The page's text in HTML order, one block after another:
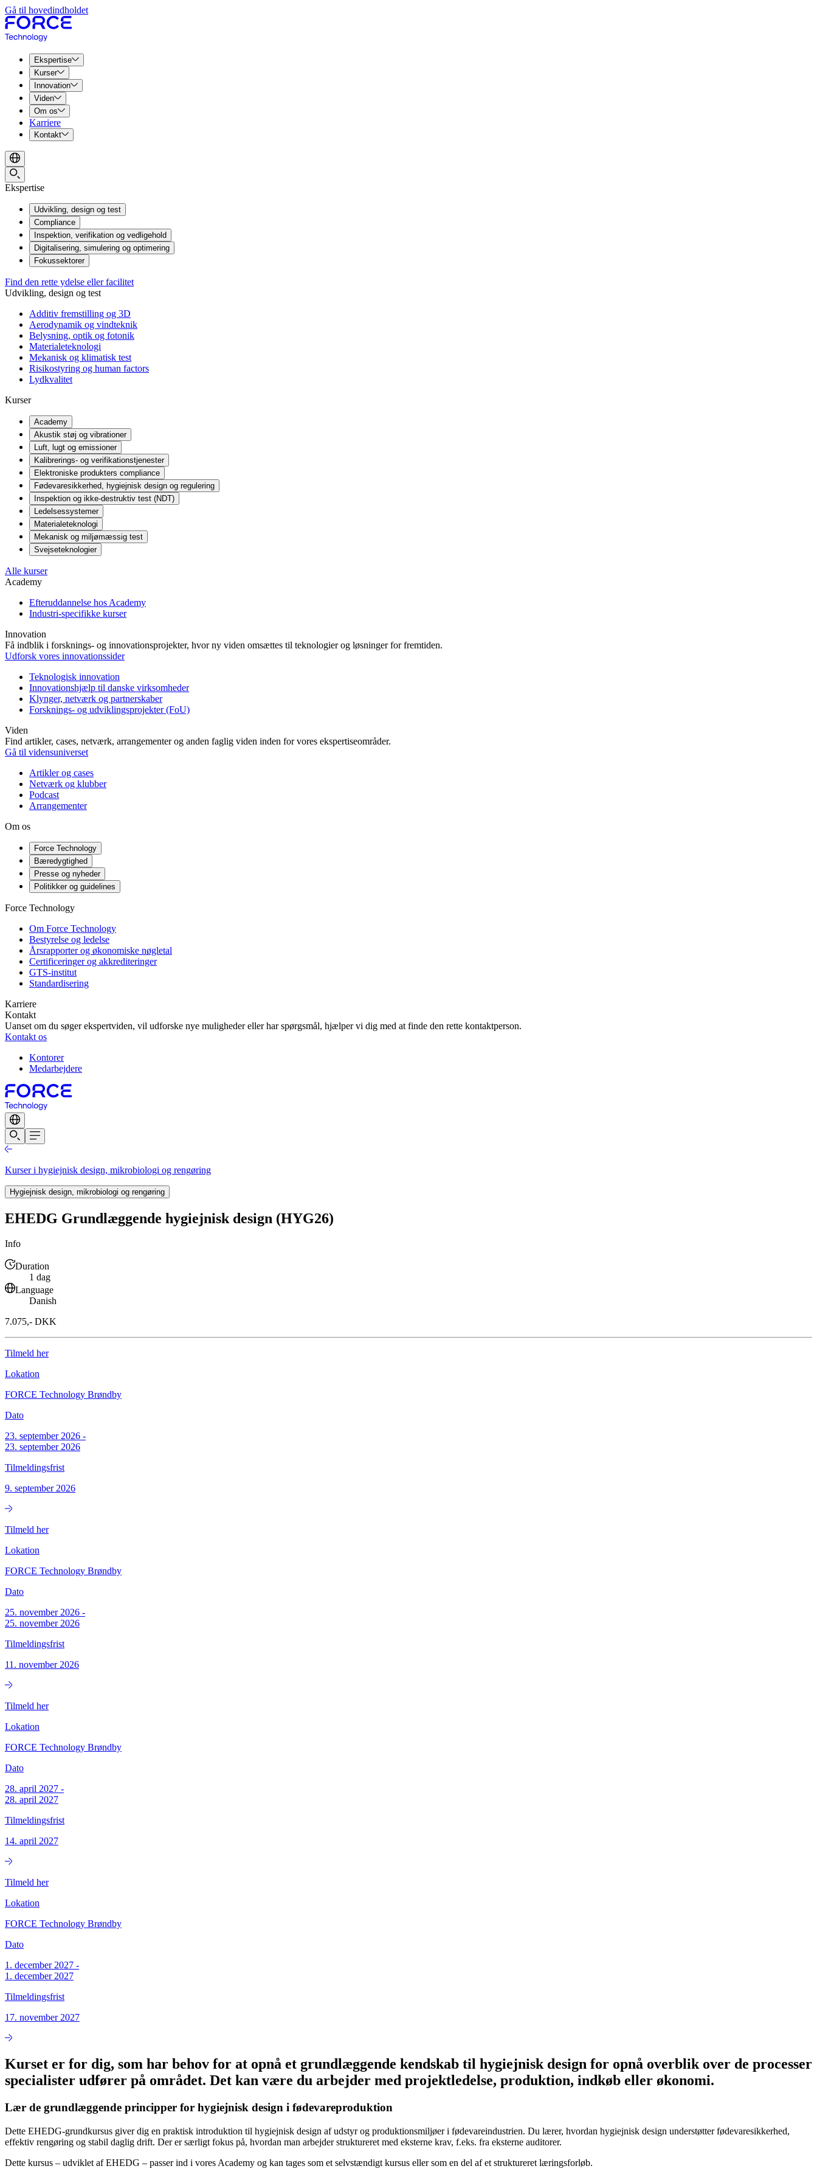
Gå til hovedindholdet
Ekspertise
Kurser
Innovation
Viden
Om os
Karriere
Kontakt
Ekspertise
Udvikling, design og test
Compliance
Inspektion, verifikation og vedligehold
Digitalisering, simulering og optimering
Fokussektorer
Find den rette ydelse eller facilitet
Udvikling, design og test
Additiv fremstilling og 3D
Aerodynamik og vindteknik
Belysning, optik og fotonik
Materialeteknologi
Mekanisk og klimatisk test
Risikostyring og human factors
Lydkvalitet
Kurser
Academy
Akustik støj og vibrationer
Luft, lugt og emissioner
Kalibrerings- og verifikationstjenester
Elektroniske produkters compliance
Fødevaresikkerhed, hygiejnisk design og regulering
Inspektion og ikke-destruktiv test (NDT)
Ledelsessystemer
Materialeteknologi
Mekanisk og miljømæssig test
Svejseteknologier
Alle kurser
Academy
Efteruddannelse hos Academy
Industri-specifikke kurser
Innovation
Få indblik i forsknings- og innovationsprojekter, hvor ny viden omsættes til teknologier og løsninger for fremtiden.
Udforsk vores innovationssider
Teknologisk innovation
Innovationshjælp til danske virksomheder
Klynger, netværk og partnerskaber
Forsknings- og udviklingsprojekter (FoU)
Viden
Find artikler, cases, netværk, arrangementer og anden faglig viden inden for vores ekspertiseområder.
Gå til vidensuniverset
Artikler og cases
Netværk og klubber
Podcast
Arrangementer
Om os
Force Technology
Bæredygtighed
Presse og nyheder
Politikker og guidelines
Force Technology
Om Force Technology
Bestyrelse og ledelse
Årsrapporter og økonomiske nøgletal
Certificeringer og akkrediteringer
GTS-institut
Standardisering
Karriere
Kontakt
Uanset om du søger ekspertviden, vil udforske nye muligheder eller har spørgsmål, hjælper vi dig med at finde den rette kontaktperson.
Kontakt os
Kontorer
Medarbejdere
Kurser i hygiejnisk design, mikrobiologi og rengøring
Hygiejnisk design, mikrobiologi og rengøring
EHEDG Grundlæggende hygiejnisk design (HYG26)
Info
Duration
1 dag
Language
Danish
7.075,- DKK
Tilmeld her
Lokation
FORCE Technology Brøndby
Dato
23. september 2026 -
23. september 2026
Tilmeldingsfrist
9. september 2026
Tilmeld her
Lokation
FORCE Technology Brøndby
Dato
25. november 2026 -
25. november 2026
Tilmeldingsfrist
11. november 2026
Tilmeld her
Lokation
FORCE Technology Brøndby
Dato
28. april 2027 -
28. april 2027
Tilmeldingsfrist
14. april 2027
Tilmeld her
Lokation
FORCE Technology Brøndby
Dato
1. december 2027 -
1. december 2027
Tilmeldingsfrist
17. november 2027
Kurset er for dig, som har behov for at opnå et grundlæggende kendskab til hygiejnisk design for opnå overblik over de processer
specialister udfører på området. Det kan være du arbejder med projektledelse, produktion, indkøb eller økonomi.
Lær de grundlæggende principper for hygiejnisk design i fødevareproduktion
Dette EHEDG-grundkursus giver dig en praktisk introduktion til hygiejnisk design af udstyr og produktionsmiljøer i fødevareindustrien. Du lærer, hvordan hygiejnisk design understøtter fødevaresikkerhed,
effektiv rengøring og stabil daglig drift. Der er særligt fokus på, hvordan man arbejder struktureret med eksterne krav, f.eks. fra eksterne auditorer.
Dette kursus – udviklet af EHEDG – passer ind i vores Academy og kan tages som et selvstændigt kursus eller som en del af et struktureret læringsforløb.